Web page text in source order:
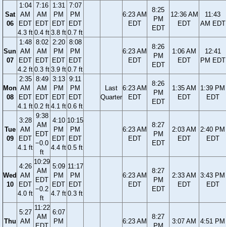
Sat
06
1:04
AM
EDT
4.3 ft
7:16
AM
EDT
0.4 ft
1:31
PM
EDT
3.8 ft
7:07
PM
EDT
0.7 ft
6:23 AM
EDT
8:25
PM
EDT
12:36 AM
EDT
11:43
AM EDT
Sun
07
1:48
AM
EDT
4.2 ft
8:02
AM
EDT
0.3 ft
2:20
PM
EDT
3.9 ft
8:08
PM
EDT
0.7 ft
6:23 AM
EDT
8:26
PM
EDT
1:06 AM
EDT
12:41
PM EDT
Mon
08
2:35
AM
EDT
4.1 ft
8:49
AM
EDT
0.2 ft
3:13
PM
EDT
4.1 ft
9:11
PM
EDT
0.6 ft
Last
Quarter
6:23 AM
EDT
8:26
PM
EDT
1:35 AM
EDT
1:39 PM
EDT
Tue
09
3:28
AM
EDT
4.1 ft
9:38
AM
EDT
−0.0
ft
4:10
PM
EDT
4.4 ft
10:15
PM
EDT
0.5 ft
6:23 AM
EDT
8:27
PM
EDT
2:03 AM
EDT
2:40 PM
EDT
Wed
10
4:26
AM
EDT
4.0 ft
10:29
AM
EDT
−0.2
ft
5:09
PM
EDT
4.7 ft
11:17
PM
EDT
0.3 ft
6:23 AM
EDT
8:27
PM
EDT
2:33 AM
EDT
3:43 PM
EDT
Thu
5:27
AM
11:22
AM
6:07
PM
6:23 AM
8:27
3:07 AM 4:51 PM